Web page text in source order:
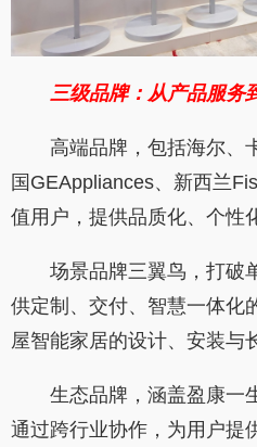
三级品牌：从产品服务
高端品牌，包括海尔、
国GEAppliances、新西兰
值用户，提供品质化、个性
场景品牌三翼鸟，打破
供定制、交付、智慧一体化
屋智能家居的设计、安装与
生态品牌，涵盖盈康一
通过跨行业协作，为用户提